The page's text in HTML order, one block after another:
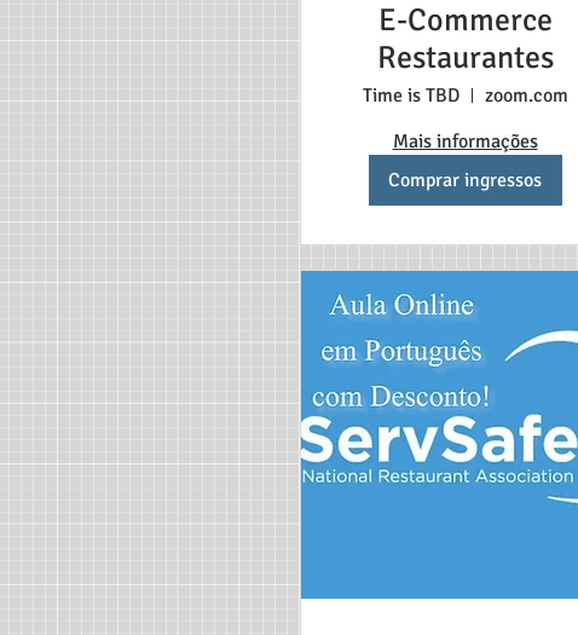
E-Commerce
Restaurantes
Time is TBD
zoom.com
Mais informações
Comprar ingressos